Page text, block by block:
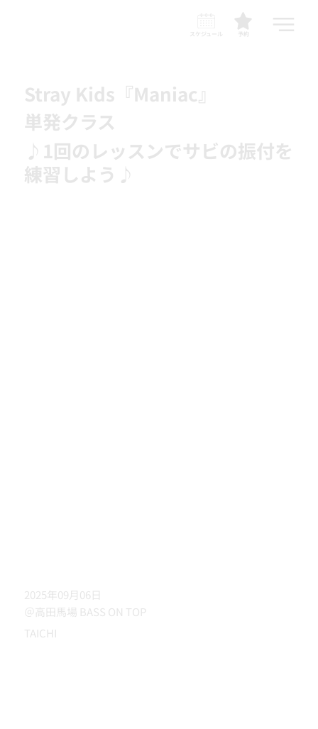
予約
スケジュール
Stray Kids『Maniac』
単発クラス
♪1回のレッスンでサビの振付を
練習しよう♪
2025年09月06日
＠高田馬場 BASS ON TOP
TAICHI